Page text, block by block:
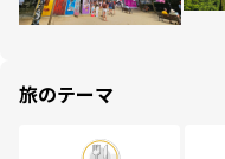
旅のテーマ